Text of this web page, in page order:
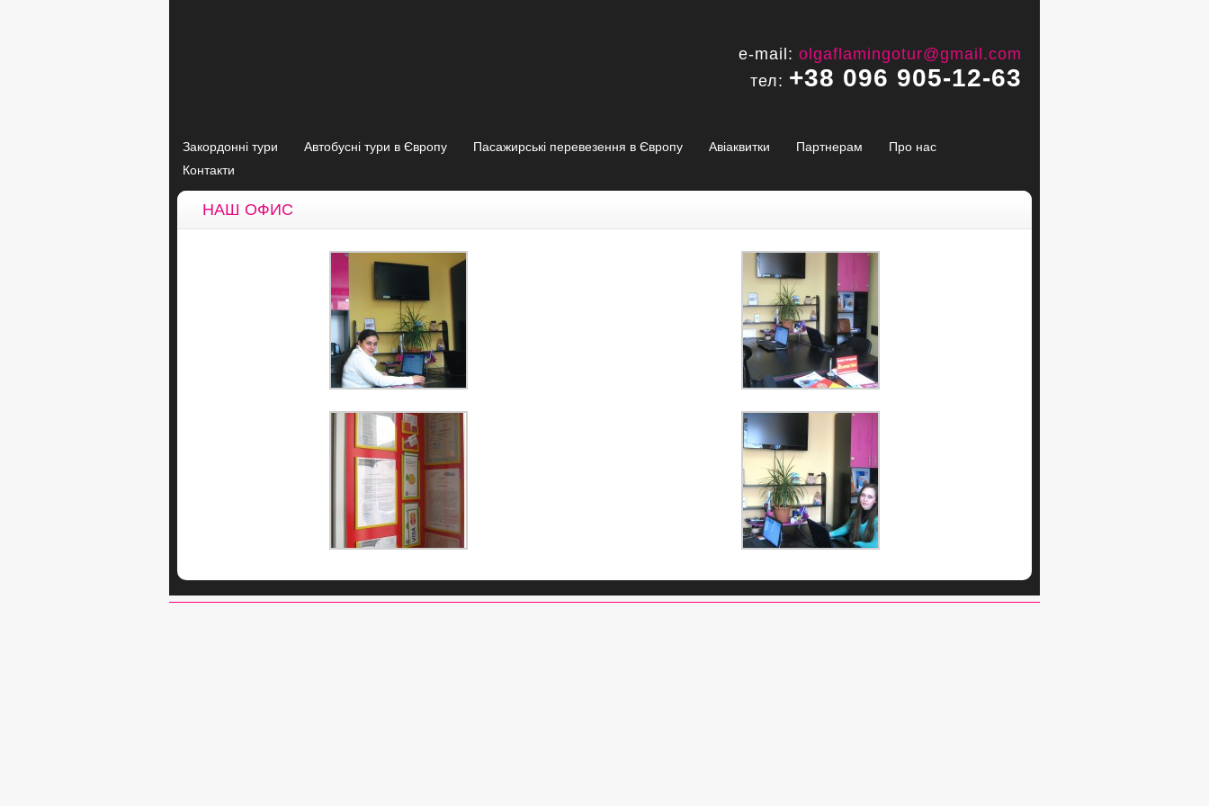
e-mail: olgaflamingotur@gmail.com
тел: +38 096 905-12-63
Закордонні тури Автобусні тури в Європу Пасажирські перевезення в Європу Авіаквитки Партнерам
Про нас
Контакти
НАШ ОФИС